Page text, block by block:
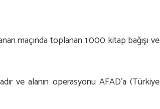
maçında toplanan 1.000 kitap bağışı ve
ve alanın operasyonu AFAD’a (Türkiye